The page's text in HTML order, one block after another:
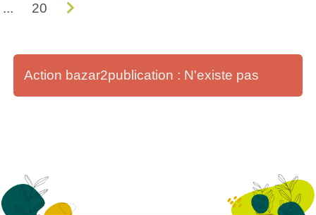
... 20
Action bazar2publication : N'existe pas